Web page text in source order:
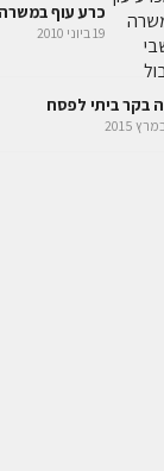
כרע עוף
19 ביוני 2010
בקר ביתי לפסח